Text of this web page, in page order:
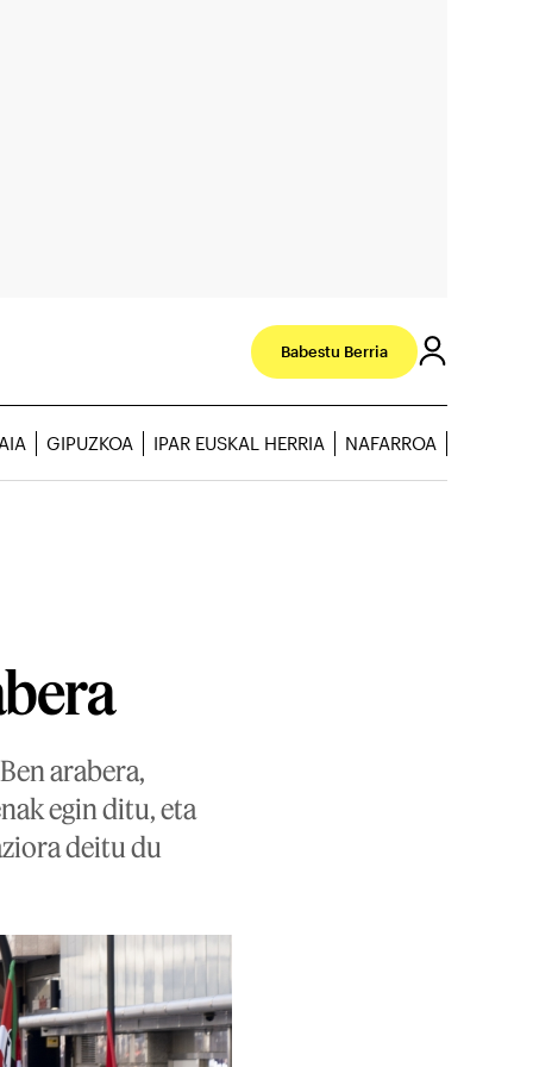
Babestu Berria
GIPUZKOA IPAR EUSKAL HERRIA NAFARROA
arabera,
egin ditu, eta
deitu du